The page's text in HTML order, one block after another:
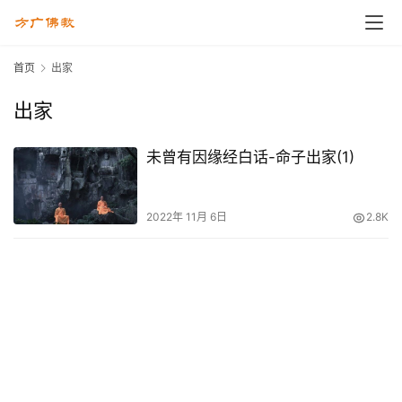
首页 出家
出家
未曾有因缘经白话-命子出家(1)
2022年 11月 6日 2.8K